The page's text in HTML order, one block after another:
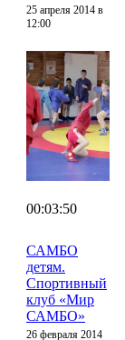
25 апреля 2014 в
12:00
00:03:50
САМБО
детям.
Спортивный
клуб «Мир
САМБО»
26 февраля 2014